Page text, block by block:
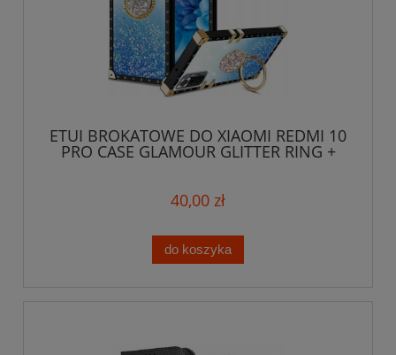
ETUI BROKATOWE DO XIAOMI REDMI 10
PRO CASE GLAMOUR GLITTER RING +
40,00 zł
do koszyka